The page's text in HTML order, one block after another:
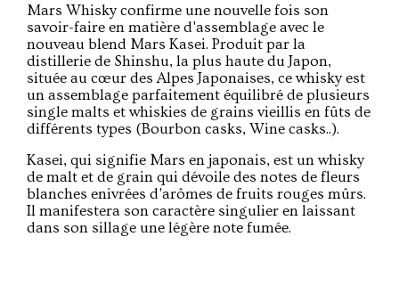
Mars Whisky confirme une nouvelle fois son
savoir-faire en matière d'assemblage avec le
nouveau blend Mars Kasei. Produit par la
distillerie de Shinshu, la plus haute du Japon,
située au cœur des Alpes Japonaises, ce whisky est
un assemblage parfaitement équilibré de plusieurs
single malts et whiskies de grains vieillis en fûts de
différents types (Bourbon casks, Wine casks..).
Kasei, qui signifie Mars en japonais, est un whisky
de malt et de grain qui dévoile des notes de fleurs
blanches enivrées d'arômes de fruits rouges mûrs.
Il manifestera son caractère singulier en laissant
dans son sillage une légère note fumée.